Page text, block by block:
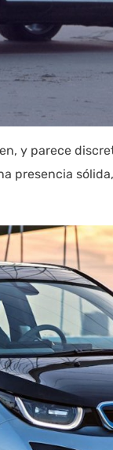
y parece
presencia